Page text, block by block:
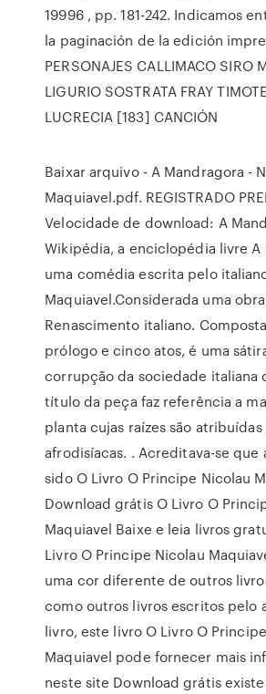
19996 , pp. 181-242. Indicamos
la paginación de la edición
PERSONAJES CALLIMACO SIRO
LIGURIO SOSTRATA FRAY
LUCRECIA [183] CANCIÓN
Baixar arquivo - A Mandragora -
Maquiavel.pdf. REGISTRADO
Velocidade de download: A
Wikipédia, a enciclopédia livre A
uma comédia escrita pelo
Maquiavel.Considerada uma
Renascimento italiano.
prólogo e cinco atos, é uma
corrupção da sociedade italiana
título da peça faz referência a
planta cujas raízes são
afrodisíacas. . Acreditava-se que
sido O Livro O Principe Nicolau
Download grátis O Livro O
Maquiavel Baixe e leia livros
Livro O Principe Nicolau
uma cor diferente de outros
como outros livros escritos pelo
livro, este livro O Livro O
Maquiavel pode fornecer mais
neste site Download grátis